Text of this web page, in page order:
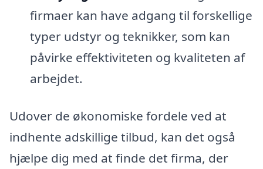
firmaer kan have adgang til forskellige
typer udstyr og teknikker, som kan
påvirke effektiviteten og kvaliteten af
arbejdet.
Udover de økonomiske fordele ved at
indhente adskillige tilbud, kan det også
hjælpe dig med at finde det firma, der